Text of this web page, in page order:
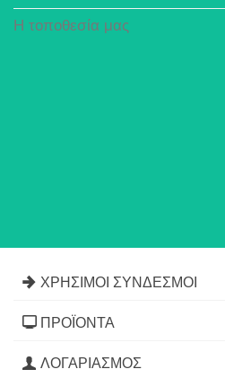
Η τοποθεσία μας
ΧΡΉΣΙΜΟΙ ΣΎΝΔΕΣΜΟΙ
ΠΡΟΪΌΝΤΑ
ΛΟΓΑΡΙΑΣΜΌΣ